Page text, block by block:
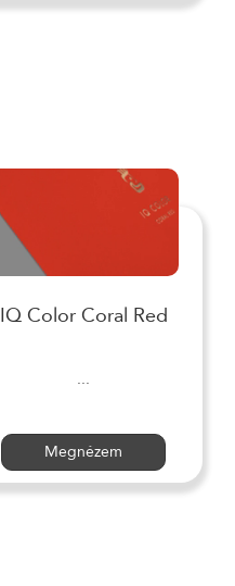
IQ Color Coral Red
...
Megnézem